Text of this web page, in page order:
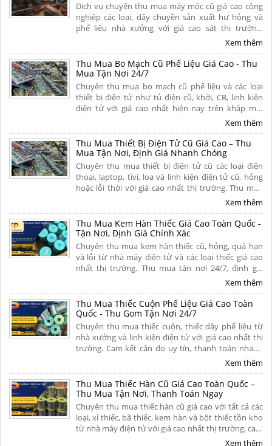
Dịch vụ chuyên thu mua máy móc cũ giá cao công
nghiệp các loại, dây chuyền sản xuất hư hỏng và
phế liệu nhà xưởng với giá cao sát thị trường.
Chúng tôi cam kết thanh toán nhanh chóng, tháo
Xem thêm
Thu Mua Bo Mạch Cũ Phế Liệu Giá Cao - Thu
Mua Tận Nơi 24/7
Chuyên thu mua bo mạch cũ phế liệu và các loại
thiết bị điện tử như tủ điện cũ, khởi, CB, linh kiện
điện tử với giá cao nhất hiện nay trên khắp mọi
miền tổ quốc. Cam kết thu mua tận nơi, uy tín,
Xem thêm
Thu Mua Thiết Bị Điện Tử Cũ Giá Cao – Thu
Mua Tận Nơi, Định Giá Nhanh Chóng
Chuyên thu mua thiết bị điện tử cũ các loại điện
thoại, laptop, tivi, loa và linh kiện điện tử cũ, hỏng
hoặc lỗi thời với giá cao nhất thị trường. Thu mua
tận nơi, thủ tục nhanh gọn, thanh toán nhanh dứt
Xem thêm
Thu Mua Kem Hàn Thiếc Giá Cao Toàn Quốc -
Tận Nơi, Định Giá Chính Xác
Chuyên thu mua kem hàn thiếc cũ, hỏng, quá hạn
và lỗi từ nhà máy điện tử và các loại thiếc giá cao
nhất thị trường. Thu mua tận nơi 24/7, định giá
minh bạch theo hàm lượng thiếc, thanh toán
Xem thêm
Thu Mua Thiếc Cuộn Phế Liệu Giá Cao Toàn
Quốc - Thu Gom Tận Nơi 24/7
Chuyên thu mua thiếc cuộn, thiếc dây phế liệu từ
nhà xưởng và linh kiện điện tử với giá cao nhất thị
trường. Cam kết cân đo uy tín, thanh toán nhanh
một lần, vận chuyển tận nơi và chiết khấu hoa hồng
Xem thêm
Thu Mua Thiếc Hàn Cũ Giá Cao Toàn Quốc –
Thu Mua Tận Nơi, Thanh Toán Ngay
Chuyên thu mua thiếc hàn cũ giá cao với tất cả các
loại, xỉ thiếc, bã thiếc, kem hàn và bột thiếc tồn kho
từ nhà máy điện tử với giá cao nhất thị trường, cam
kết định giá minh bạch, bốc xếp tận nơi và thanh
Xem thêm